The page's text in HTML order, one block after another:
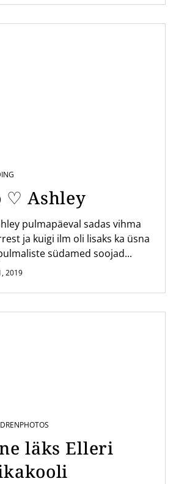
♡ Ashley
pulmapäeval sadas vihma
ja kuigi ilm oli lisaks ka üsna
südamed soojad...
2019
PHOTOS
läks Elleri